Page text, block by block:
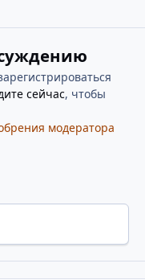
сейчас, чтобы
модератора